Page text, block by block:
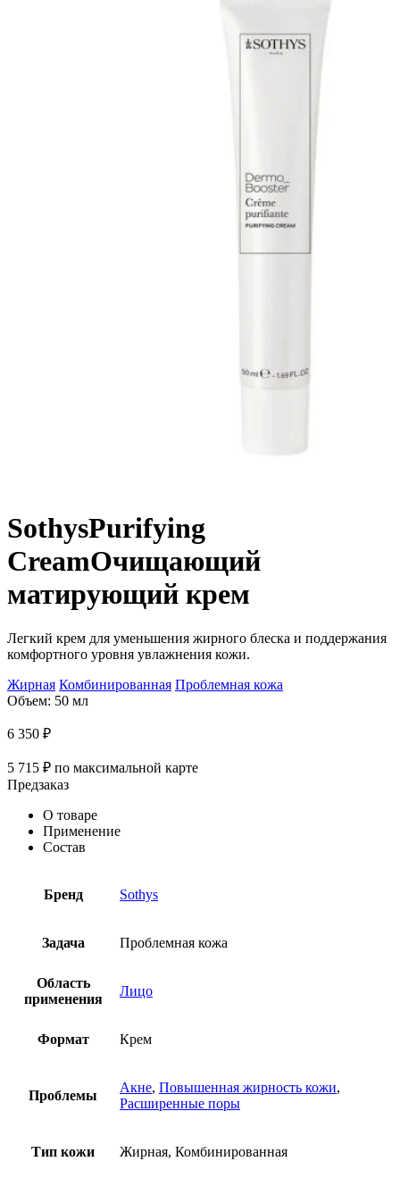
SothysPurifying
CreamОчищающий
матирующий крем
Легкий крем для уменьшения жирного блеска и поддержания
комфортного уровня увлажнения кожи.
Жирная Комбинированная Проблемная кожа
Объем: 50 мл
6 350 ₽
5 715 ₽ по максимальной карте
Предзаказ
О товаре
Применение
Состав
Бренд Sothys
Задача Проблемная кожа
Область
применения
Лицо
Формат Крем
Проблемы
Акне, Повышенная жирность кожи,
Расширенные поры
Тип кожи Жирная, Комбинированная